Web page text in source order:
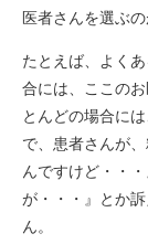
医者さんを選ぶの
たとえば、よく
合には、ここの
とんどの場合に
で、患者さんが
んですけど・・
が・・・』とか
ん。